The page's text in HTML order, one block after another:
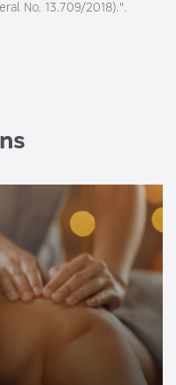
No. 13.709/2018).".